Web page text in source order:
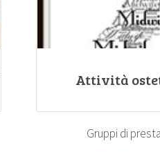
Attività
Gruppi di